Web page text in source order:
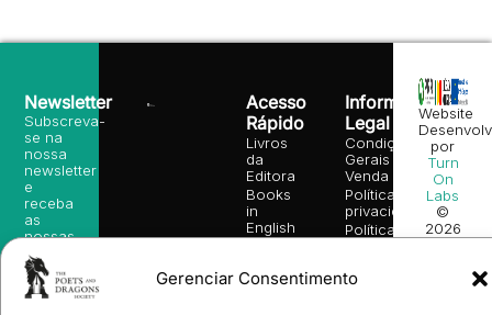
Gerenciar Consentimento
Acesso
Rápido
Livros
da
Editora
Books
in
English
Prémio
Informação
Legal
Condições
Gerais de
Venda
Política de
privacidade
Política
(EU)
Newsletter
Subscreva-
se na
nossa
newsletter
e
receba
as
nossas
sugestões
de
leitura,
novidades
Website
por
Turn
On
Labs
©
2026
Todos